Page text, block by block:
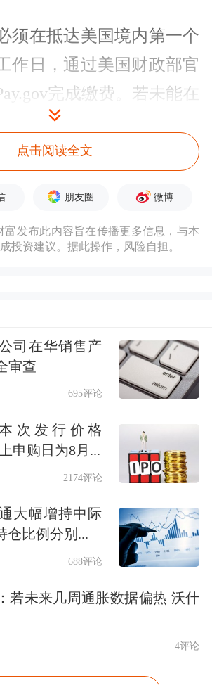
须在抵达美国境内第一个
作日，通过美国财政部官
完成缴费。若未能在
付或提交有效凭证，船舶
装卸、延迟放行甚至暂停
的征询版，此次细则版最
于由船舶运营商自行判断
。
月底，我国决定对《中华
际海运条例》作出修改。
和国国际海上运输及其辅
营者、船舶或者船员采取
似措施的，除有关条约、
充分有效的救济外，中华
包括但不限于向靠泊中国
或者地区的船舶收取特别
点击阅读全文
朋友圈 微博
富发布此内容旨在传播更多信息，与本
投资建议。据此操作，风险自担。
司在华销售产
审查
695评论
次发行价格
申购日为8月...
2174评论
大幅增持中际
仓比例分别...
688评论
若未来几周通胀数据偏热 沃什
4评论